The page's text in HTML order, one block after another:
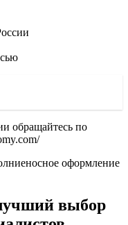
обращайтесь по
оформление
выбор